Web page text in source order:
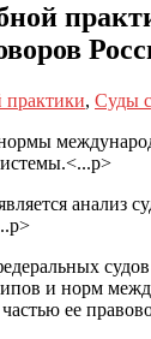
практики, Суды
анализ
и норм
ее